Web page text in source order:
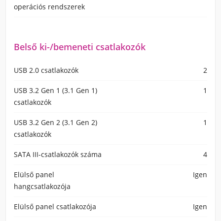
operációs rendszerek
Belső ki-/bemeneti csatlakozók
USB 2.0 csatlakozók 2
USB 3.2 Gen 1 (3.1 Gen 1)
csatlakozók
1
USB 3.2 Gen 2 (3.1 Gen 2)
csatlakozók
1
SATA III-csatlakozók száma 4
Elülső panel
hangcsatlakozója
Igen
Elülső panel csatlakozója Igen